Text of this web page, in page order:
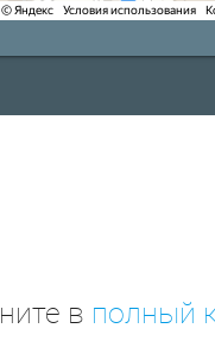
в полный